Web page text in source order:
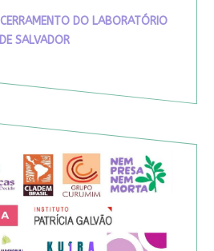
DO LABORATÓRIO
DE SALVADOR